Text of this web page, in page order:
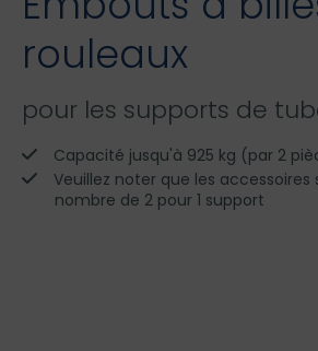
rouleaux
pour les supports de
Capacité jusqu'à 925 kg (par 2
Veuillez noter que les
nombre de 2 pour 1 support